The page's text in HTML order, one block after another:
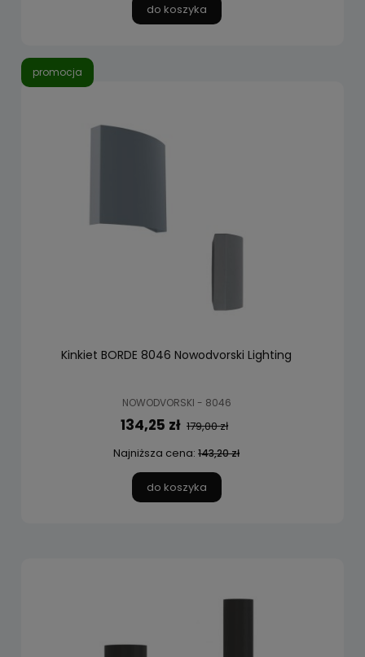
do koszyka
Kinkiet BORDE 8046 Nowodvorski Lighting
NOWODVORSKI - 8046
134,25 zł 179,00 zł
Najniższa cena: 143,20 zł
do koszyka
promocja